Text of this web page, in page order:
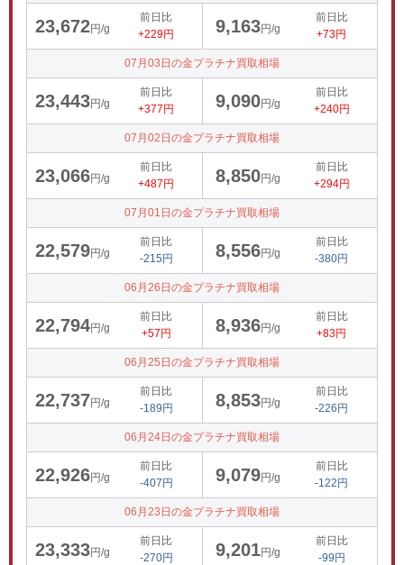
23,672円/g
前日比
+229円
9,163円/g
前日比
+73円
07月03日の金プラチナ買取相場
23,443円/g
前日比
+377円
9,090円/g
前日比
+240円
07月02日の金プラチナ買取相場
23,066円/g
前日比
+487円
8,850円/g
前日比
+294円
07月01日の金プラチナ買取相場
22,579円/g
前日比
-215円
8,556円/g
前日比
-380円
06月26日の金プラチナ買取相場
22,794円/g
前日比
+57円
8,936円/g
前日比
+83円
06月25日の金プラチナ買取相場
22,737円/g
前日比
-189円
8,853円/g
前日比
-226円
06月24日の金プラチナ買取相場
22,926円/g
前日比
-407円
9,079円/g
前日比
-122円
06月23日の金プラチナ買取相場
23,333円/g
前日比
-270円
9,201円/g
前日比
-99円